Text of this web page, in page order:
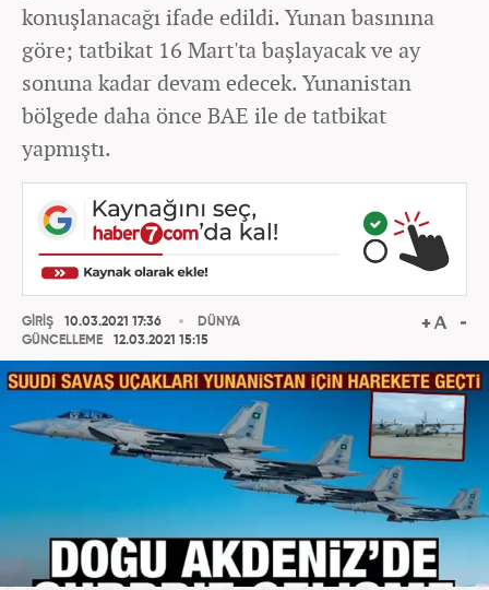
konuşlanacağı ifade edildi. Yunan basınına
göre; tatbikat 16 Mart'ta başlayacak ve ay
sonuna kadar devam edecek. Yunanistan
bölgede daha önce BAE ile de tatbikat
yapmıştı.
GİRİŞ
10.03.2021 17:36
GÜNCELLEME
12.03.2021 15:15
DÜNYA